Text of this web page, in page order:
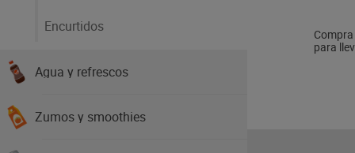
Encurtidos
Agua y refrescos
Zumos y smoothies
para